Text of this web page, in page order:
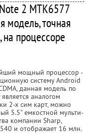
2 MTK6577
модель, точная
процессоре
мощный процессор -
систему Android
данная модель по
аналогом
2-х сим карт, можно
5.5" емкостной мульти-
компании Sharp,
и отображает 16 млн.